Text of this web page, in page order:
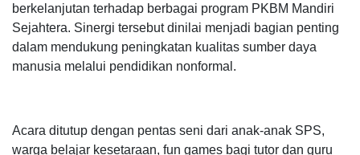
berkelanjutan terhadap berbagai program PKBM Mandiri
Sejahtera. Sinergi tersebut dinilai menjadi bagian penting
dalam mendukung peningkatan kualitas sumber daya
manusia melalui pendidikan nonformal.
Acara ditutup dengan pentas seni dari anak-anak SPS,
warga belajar kesetaraan, fun games bagi tutor dan guru